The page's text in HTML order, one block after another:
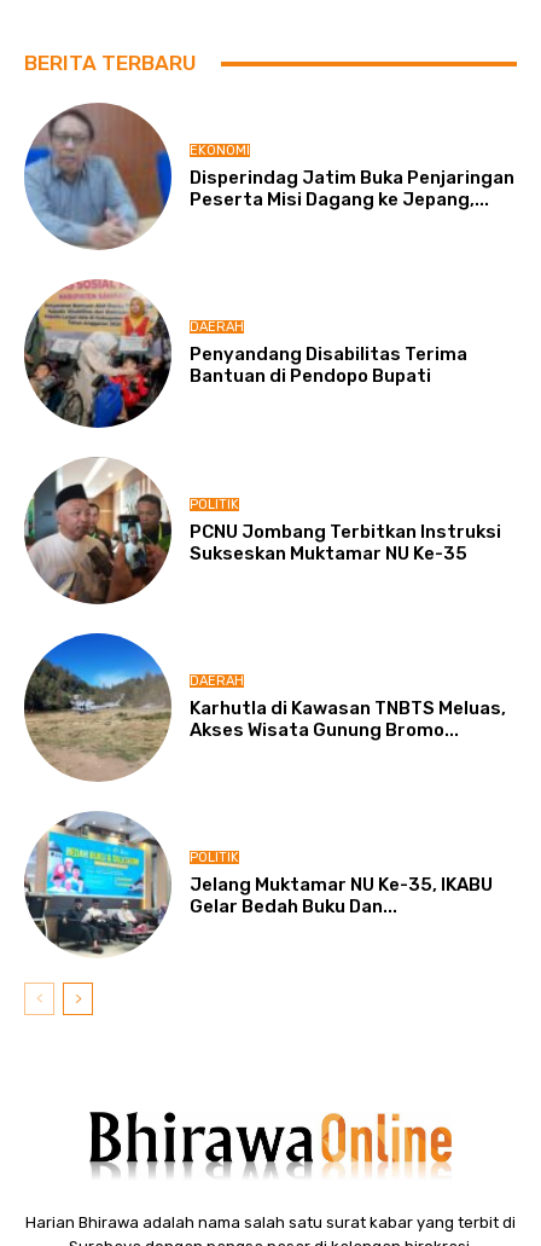
BERITA TERBARU
EKONOMI
Disperindag Jatim Buka Penjaringan
Peserta Misi Dagang ke Jepang,...
DAERAH
Penyandang Disabilitas Terima
Bantuan di Pendopo Bupati
POLITIK
PCNU Jombang Terbitkan Instruksi
Sukseskan Muktamar NU Ke-35
DAERAH
Karhutla di Kawasan TNBTS Meluas,
Akses Wisata Gunung Bromo...
POLITIK
Jelang Muktamar NU Ke-35, IKABU
Gelar Bedah Buku Dan...
Harian Bhirawa adalah nama salah satu surat kabar yang terbit di